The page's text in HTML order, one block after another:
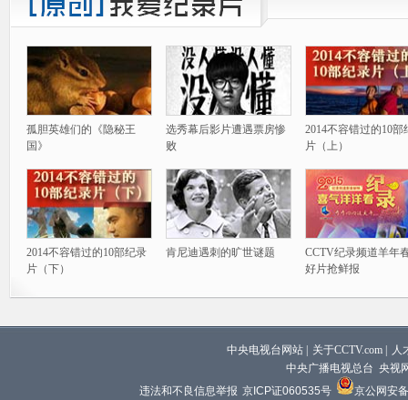
孤胆英雄们的《隐秘王
国》
选秀幕后影片遭遇票房惨
败
2014不容错过的10部
片（上）
2014不容错过的10部纪录
片（下）
肯尼迪遇刺的旷世谜题
CCTV纪录频道羊年
好片抢鲜报
中央电视台网站 关于CCTV.com
人
中央广播电视总台 央视
违法和不良信息举报 京ICP证060535号
京公网安